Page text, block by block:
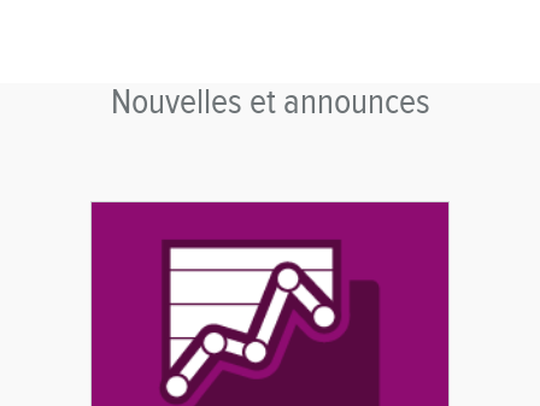
Nouvelles et announces